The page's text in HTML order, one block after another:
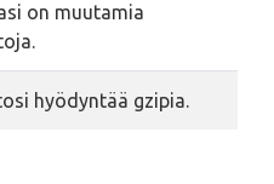
on muutamia
hyödyntää gzipia.